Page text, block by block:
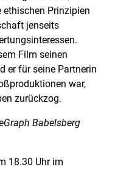
ethischen Prinzipien
jenseits
Film seinen
er für seine Partnerin
war,
zurückzog.
Babelsberg
18.30 Uhr im